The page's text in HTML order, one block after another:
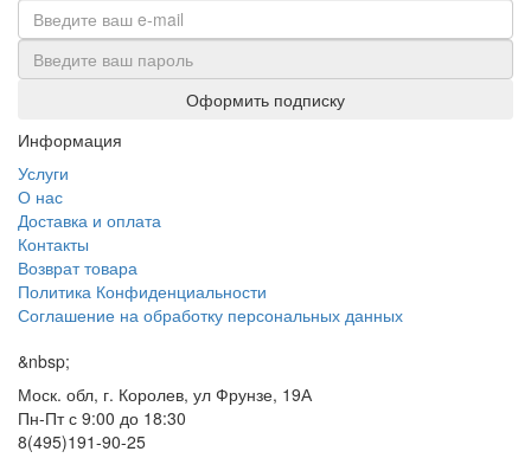
Оформить подписку
Информация
Услуги
О нас
Доставка и оплата
Контакты
Возврат товара
Политика Конфиденциальности
Соглашение на обработку персональных данных
&nbsp;
Моск. обл, г. Королев, ул Фрунзе, 19А
Пн-Пт с 9:00 до 18:30
8(495)191-90-25